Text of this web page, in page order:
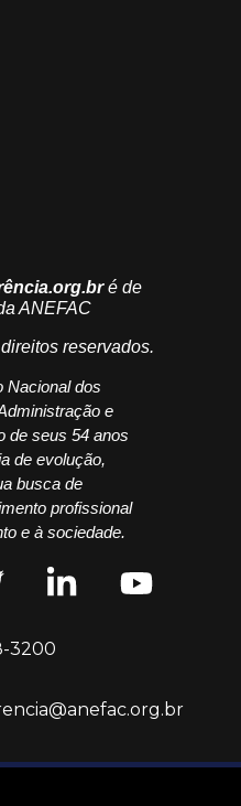
é de
ANEFAC
reservados.
Nacional dos
e
de seus 54 anos
de evolução,
busca de
profissional
e à sociedade.
3200